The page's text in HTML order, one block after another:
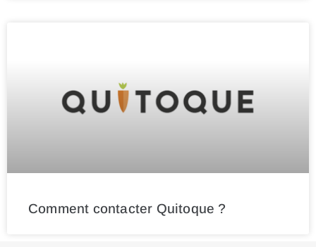
Comment contacter Quitoque ?